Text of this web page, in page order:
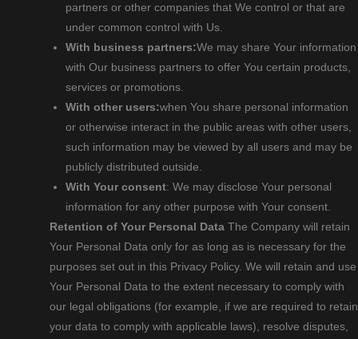
partners or other companies that We control or that are
under common control with Us.
With business partners:We may share Your information
with Our business partners to offer You certain products,
services or promotions.
With other users:when You share personal information
or otherwise interact in the public areas with other users,
such information may be viewed by all users and may be
publicly distributed outside.
With Your consent: We may disclose Your personal
information for any other purpose with Your consent.
Retention of Your Personal Data The Company will retain
Your Personal Data only for as long as is necessary for the
purposes set out in this Privacy Policy. We will retain and use
Your Personal Data to the extent necessary to comply with
our legal obligations (for example, if we are required to retain
your data to comply with applicable laws), resolve disputes,